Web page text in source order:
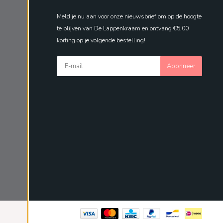
Meld je nu aan voor onze nieuwsbrief om op de hoogte
te blijven van De Lappenkraam en ontvang €5,00
korting op je volgende bestelling!
Abonneer